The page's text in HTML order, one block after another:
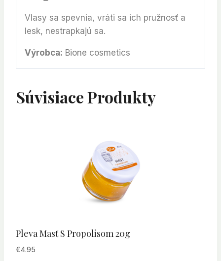
Vlasy sa spevnia, vráti sa ich pružnosť a
lesk, nestrapkajú sa.
Výrobca: Bione cosmetics
Súvisiace Produkty
Pleva Masť S Propolisom 20g
€4.95